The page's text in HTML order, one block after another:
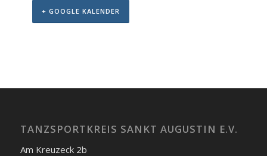
+ GOOGLE KALENDER
TANZSPORTKREIS SANKT AUGUSTIN E.V.
Am Kreuzeck 2b